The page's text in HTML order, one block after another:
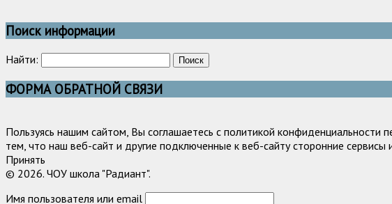
Поиск информации
Найти:
ФОРМА ОБРАТНОЙ СВЯЗИ
Пользуясь нашим сайтом, Вы соглашаетесь с политикой
тем, что наш веб-сайт и другие подключенные к веб-сайту сторонние сервисы
Принять
© 2026. ЧОУ школа "Радиант".
Имя пользователя или email